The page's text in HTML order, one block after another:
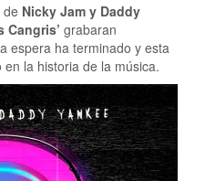
de Nicky Jam y Daddy
Cangris’ grabaran
espera ha terminado y esta
la historia de la música.